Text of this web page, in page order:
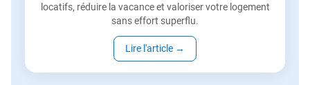
locatifs, réduire la vacance et valoriser votre logement
sans effort superflu.
Lire l'article →